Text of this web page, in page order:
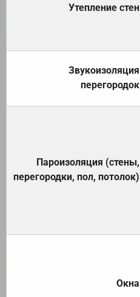
Утепление стен
Звукоизоляция
перегородок
Пароизоляция (стены,
перегородки, пол, потолок)
Окна